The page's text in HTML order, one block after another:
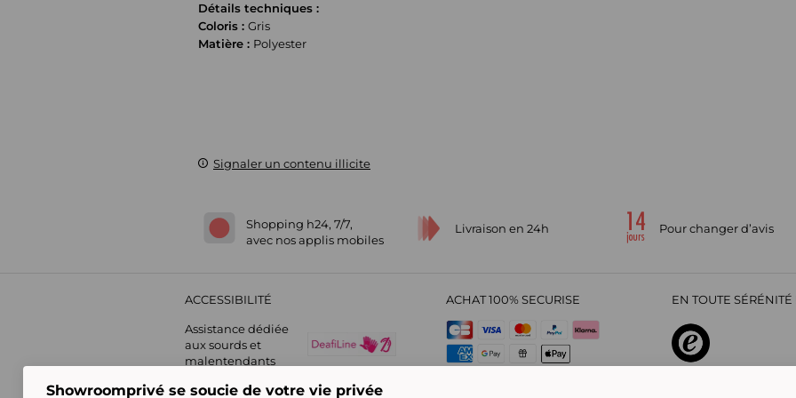
Détails techniques :
Coloris :Gris
Matière : Polyester
Signaler un contenu illicite
Shopping h24, 7/7,
avec nos applis mobiles
Livraison en 24h Pour changer d’avis
ACCESSIBILITÉ
Assistance dédiée
aux sourds et
malentendants
ACHAT 100% SECURISE EN TOUTE SÉRÉNITÉ
Showroomprivé se soucie de votre vie privée